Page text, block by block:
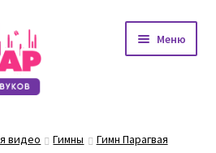
Меню
видео Гимны Гимн Парагвая